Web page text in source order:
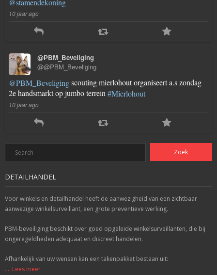
@stamendekoning
10 jaar ago
@PBM_Beveliging
@@PBM_Beveliging
@PBM_Beveligingscouting mierlohout organiseert a.s zondag
2e handsmarkt op jumbo terrein #Mierlohout
10 jaar ago
DETAILHANDEL
Voor winkels en detailhandel heeft de aanwezigheid van een zichtbaar
aanwezige winkelsurveillant, een grote preventieve werking.
PBM-beveiliging beschikt over goed opgeleide winkelsurveillanten, die bij
ongeregeldheden adequaat en discreet handelen.
Afhankelijk van uw wensen kan een takenpakket bestaan uit:
.... Lees meer